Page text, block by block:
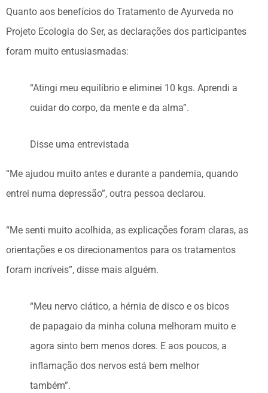
Quanto aos benefícios do Tratamento de Ayurveda no
Projeto Ecologia do Ser, as declarações dos participantes
foram muito entusiasmadas:
“Atingi meu equilíbrio e eliminei 10 kgs. Aprendi a
cuidar do corpo, da mente e da alma”.
Disse uma entrevistada
“Me ajudou muito antes e durante a pandemia, quando
entrei numa depressão”, outra pessoa declarou.
“Me senti muito acolhida, as explicações foram claras, as
orientações e os direcionamentos para os tratamentos
foram incríveis”, disse mais alguém.
“Meu nervo ciático, a hérnia de disco e os bicos
de papagaio da minha coluna melhoram muito e
agora sinto bem menos dores. E aos poucos, a
inflamação dos nervos está bem melhor
também”.